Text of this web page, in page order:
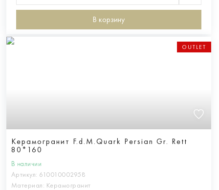
В корзину
OUTLET
Керамогранит F.d.M.Quark Persian Gr. Rett
80*160
В наличии
Артикул: 610010002958
Материал: Керамогранит